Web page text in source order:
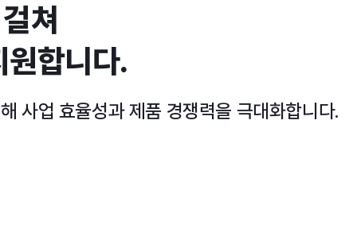
쳐
원합니다.
사업 효율성과 제품 경쟁력을 극대화합니다.